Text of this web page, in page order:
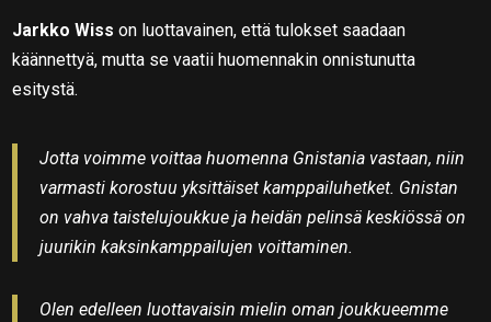
Jarkko Wiss on luottavainen, että tulokset saadaan
käännettyä, mutta se vaatii huomennakin onnistunutta
esitystä.
Jotta voimme voittaa huomenna Gnistania vastaan, niin
varmasti korostuu yksittäiset kamppailuhetket. Gnistan
on vahva taistelujoukkue ja heidän pelinsä keskiössä on
juurikin kaksinkamppailujen voittaminen.
Olen edelleen luottavaisin mielin oman joukkueemme